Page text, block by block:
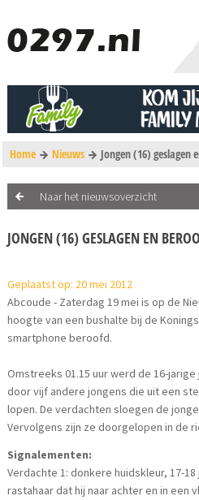
Home Nieuws Jongen (16) geslagen
Naar het nieuwsoverzicht
JONGEN (16) GESLAGEN EN
Geplaatst op: 20 mei 2012
Abcoude - Zaterdag 19 mei is op de
hoogte van een bushalte bij de
smartphone beroofd.
Omstreeks 01.15 uur werd de 16-
door vijf andere jongens die uit een
lopen. De verdachten sloegen de
Vervolgens zijn ze doorgelopen in de
Signalementen:
Verdachte 1: donkere huidskleur, 17-18
rastahaar dat hij naar achter en in een